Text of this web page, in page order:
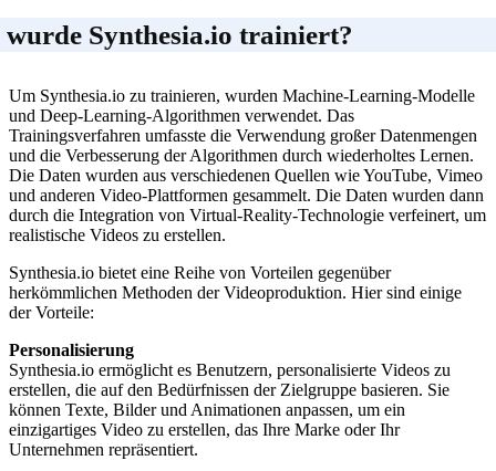
wurde Synthesia.io trainiert?
Um Synthesia.io zu trainieren, wurden Machine-Learning-Modelle
und Deep-Learning-Algorithmen verwendet. Das
Trainingsverfahren umfasste die Verwendung großer Datenmengen
und die Verbesserung der Algorithmen durch wiederholtes Lernen.
Die Daten wurden aus verschiedenen Quellen wie YouTube, Vimeo
und anderen Video-Plattformen gesammelt. Die Daten wurden dann
durch die Integration von Virtual-Reality-Technologie verfeinert, um
realistische Videos zu erstellen.
Synthesia.io bietet eine Reihe von Vorteilen gegenüber
herkömmlichen Methoden der Videoproduktion. Hier sind einige
der Vorteile:
Personalisierung
Synthesia.io ermöglicht es Benutzern, personalisierte Videos zu
erstellen, die auf den Bedürfnissen der Zielgruppe basieren. Sie
können Texte, Bilder und Animationen anpassen, um ein
einzigartiges Video zu erstellen, das Ihre Marke oder Ihr
Unternehmen repräsentiert.